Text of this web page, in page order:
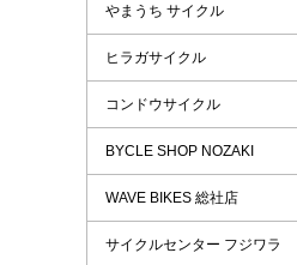
やまうち サイクル
ヒラガサイクル
コンドウサイクル
BYCLE SHOP NOZAKI
WAVE BIKES 総社店
サイクルセンター フジワラ